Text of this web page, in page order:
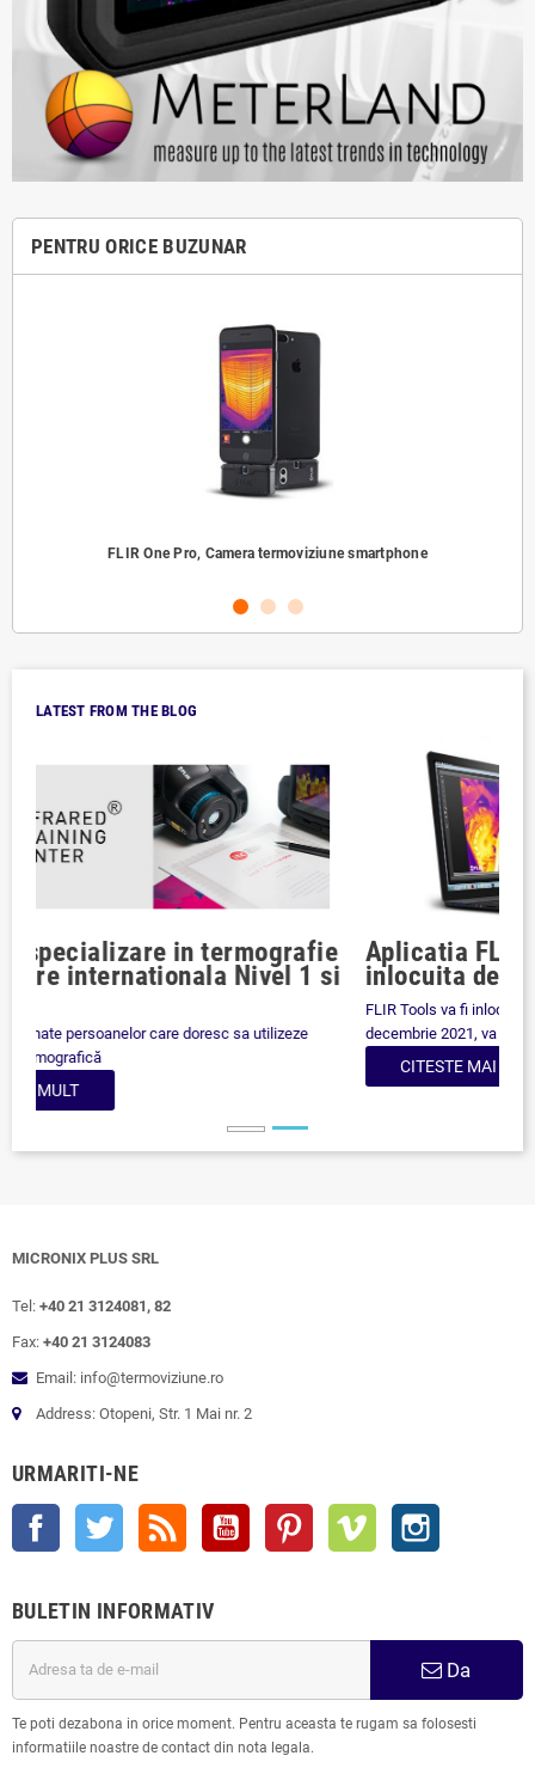
PENTRU ORICE BUZUNAR
FLIR One Pro, Camera termoviziune smartphone
LATEST FROM THE BLOG
Aplicatia FLIR Tools (desktop) va fi
inlocuita de FLIR Thermal Studio
FLIR Tools va fi inlocuit de FLIR Thermal Studio. După 31
decembrie 2021, va trebui să...
CITESTE MAI MULT
MICRONIX PLUS SRL
Tel: +40 21 3124081, 82
Fax: +40 21 3124083
Email: info@termoviziune.ro
Address: Otopeni, Str. 1 Mai nr. 2
URMARITI-NE
Facebook Twitter RSS YouTube Pinterest Vimeo
BULETIN INFORMATIV
Da
Te poti dezabona in orice moment. Pentru aceasta te rugam sa folosesti
informatiile noastre de contact din nota legala.